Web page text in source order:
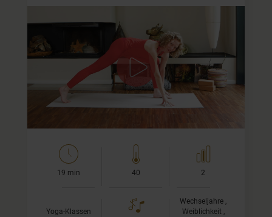
energetisierend & wachmachend
Schlafstörungen sind in den Wechseljahren eine gängige
Begleiterscheinung. Diese Praxis hilft Dir am nächsten
Morgen besser in die Gänge zu kommen, Deine Energie
nach…
19 min 40 2
Yoga-Klassen
Wechseljahre ,
Weiblichkeit ,